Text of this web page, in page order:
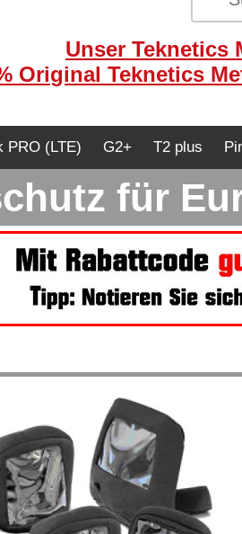
Unser Teknetics
Original Teknetics
PRO (LTE) G2+ T2 plus
für